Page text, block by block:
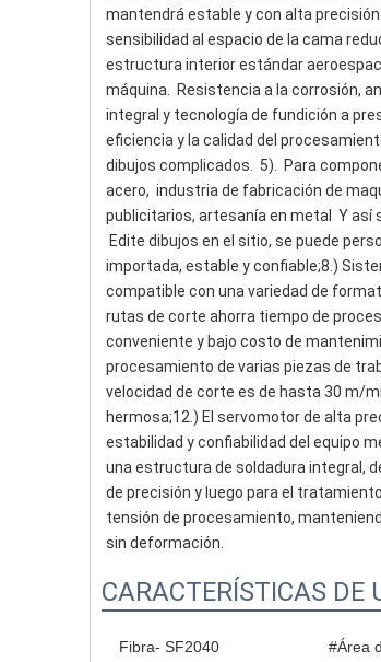
mantendrá estable y con alta
sensibilidad al espacio de la cama
estructura interior estándar
máquina.  Resistencia a la corrosión,
integral y tecnología de fundición a
eficiencia y la calidad del
dibujos complicados.  5).  Para
acero,  industria de fabricación de
publicitarios, artesanía en metal  Y así
Edite dibujos en el sitio, se puede
importada, estable y confiable;8.)
compatible con una variedad de
rutas de corte ahorra tiempo de
conveniente y bajo costo de
procesamiento de varias piezas de
velocidad de corte es de hasta 30 m/
hermosa;12.) El servomotor de alta
estabilidad y confiabilidad del equipo
una estructura de soldadura integral,
de precisión y luego para el
tensión de procesamiento,
sin deformación.
CARACTERÍSTICAS DE
Fibra- SF2040                         #Área